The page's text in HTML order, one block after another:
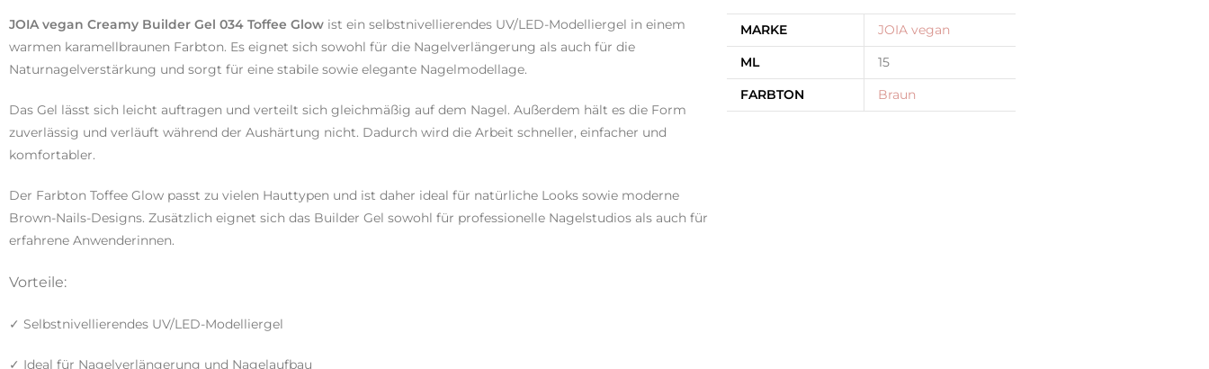
JOIA vegan Creamy Builder Gel 034 Toffee Glow ist ein selbstnivellierendes UV/LED-Modelliergel in einem
warmen karamellbraunen Farbton. Es eignet sich sowohl für die Nagelverlängerung als auch für die
Naturnagelverstärkung und sorgt für eine stabile sowie elegante Nagelmodellage.
Das Gel lässt sich leicht auftragen und verteilt sich gleichmäßig auf dem Nagel. Außerdem hält es die Form
zuverlässig und verläuft während der Aushärtung nicht. Dadurch wird die Arbeit schneller, einfacher und
komfortabler.
Der Farbton Toffee Glow passt zu vielen Hauttypen und ist daher ideal für natürliche Looks sowie moderne
Brown-Nails-Designs. Zusätzlich eignet sich das Builder Gel sowohl für professionelle Nagelstudios als auch für
erfahrene Anwenderinnen.
Vorteile:
✓ Selbstnivellierendes UV/LED-Modelliergel
✓ Ideal für Nagelverlängerung und Nagelaufbau
MARKE
JOIA vegan
ML
15
FARBTON
Braun